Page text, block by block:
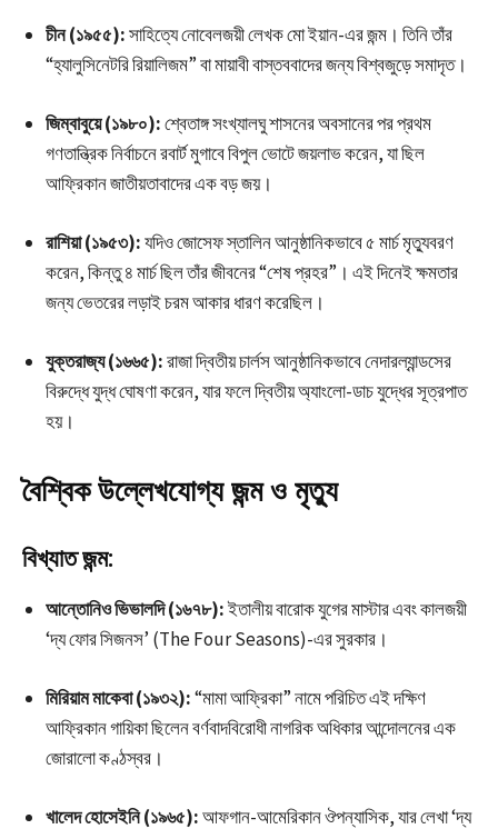
চীন (১৯৫৫):সাহিত্যে নোবেলজয়ী লেখক মো ইয়ান-এর জন্ম। তিনি তাঁর
“হ্যালুসিনেটরি রিয়ালিজম” বা মায়াবী বাস্তববাদের জন্য বিশ্বজুড়ে সমাদৃত।
জিম্বাবুয়ে (১৯৮০):শ্বেতাঙ্গ সংখ্যালঘু শাসনের অবসানের পর প্রথম
গণতান্ত্রিক নির্বাচনে রবার্ট মুগাবে বিপুল ভোটে জয়লাভ করেন, যা ছিল
আফ্রিকান জাতীয়তাবাদের এক বড় জয়।
রাশিয়া (১৯৫৩):যদিও জোসেফ স্তালিন আনুষ্ঠানিকভাবে ৫ মার্চ মৃত্যুবরণ
করেন, কিন্তু ৪ মার্চ ছিল তাঁর জীবনের “শেষ প্রহর”। এই দিনেই ক্ষমতার
জন্য ভেতরের লড়াই চরম আকার ধারণ করেছিল।
যুক্তরাজ্য (১৬৬৫):রাজা দ্বিতীয় চার্লস আনুষ্ঠানিকভাবে নেদারল্যান্ডসের
বিরুদ্ধে যুদ্ধ ঘোষণা করেন, যার ফলে দ্বিতীয় অ্যাংলো-ডাচ যুদ্ধের সূত্রপাত
হয়।
বৈশ্বিক উল্লেখযোগ্য জন্ম ও মৃত্যু
বিখ্যাত জন্ম:
আন্তোনিও ভিভালদি (১৬৭৮):ইতালীয় বারোক যুগের মাস্টার এবং কালজয়ী
‘দ্য ফোর সিজনস’ (The Four Seasons)-এর সুরকার।
মিরিয়াম মাকেবা (১৯৩২):“মামা আফ্রিকা” নামে পরিচিত এই দক্ষিণ
আফ্রিকান গায়িকা ছিলেন বর্ণবাদবিরোধী নাগরিক অধিকার আন্দোলনের এক
জোরালো কণ্ঠস্বর।
খালেদ হোসেইনি (১৯৬৫):আফগান-আমেরিকান ঔপন্যাসিক, যার লেখা ‘দ্য